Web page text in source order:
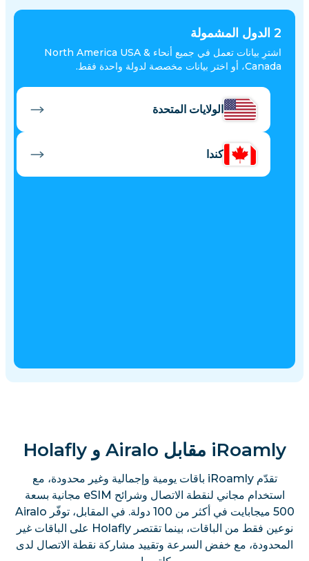
2 الدول المشمولة
اشترِ بيانات تعمل في جميع أنحاء North America USA &
Canada، أو اختر بيانات مخصصة لدولة واحدة فقط.
الولايات المتحدة
كندا
iRoamly مقابل Airalo و Holafly
تقدّم iRoamly باقات يومية وإجمالية وغير محدودة، مع
استخدام مجاني لنقطة الاتصال وشرائح eSIM مجانية بسعة
500 ميجابايت في أكثر من 100 دولة. في المقابل، توفّر Airalo
نوعين فقط من الباقات، بينما تقتصر Holafly على الباقات غير
المحدودة، مع خفض السرعة وتقييد مشاركة نقطة الاتصال لدى